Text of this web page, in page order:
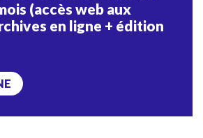
(accès web aux
en ligne + édition